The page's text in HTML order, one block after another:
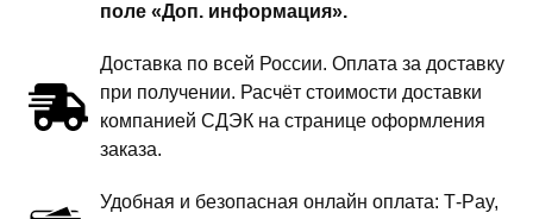
поле «Доп. информация».
Доставка по всей России. Оплата за доставку
при получении. Расчёт стоимости доставки
компанией СДЭК на странице оформления
заказа.
Удобная и безопасная онлайн оплата: T‑Pay,